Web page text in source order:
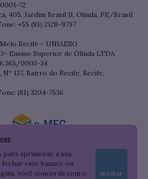
para aprimorar a sua
fechar este banner ou
você concorda com o
aceitar
72
405, Jardim Brasil II, Olinda, PE/Brasil
+55 (81) 2128-9797
Recife - UNIAESO
Ensino Superior de Olinda LTDA
0003-34
Nº 137, Bairro do Recife, Recife,
(81) 3204-7536
da Instituição no Sistema do e-MEC